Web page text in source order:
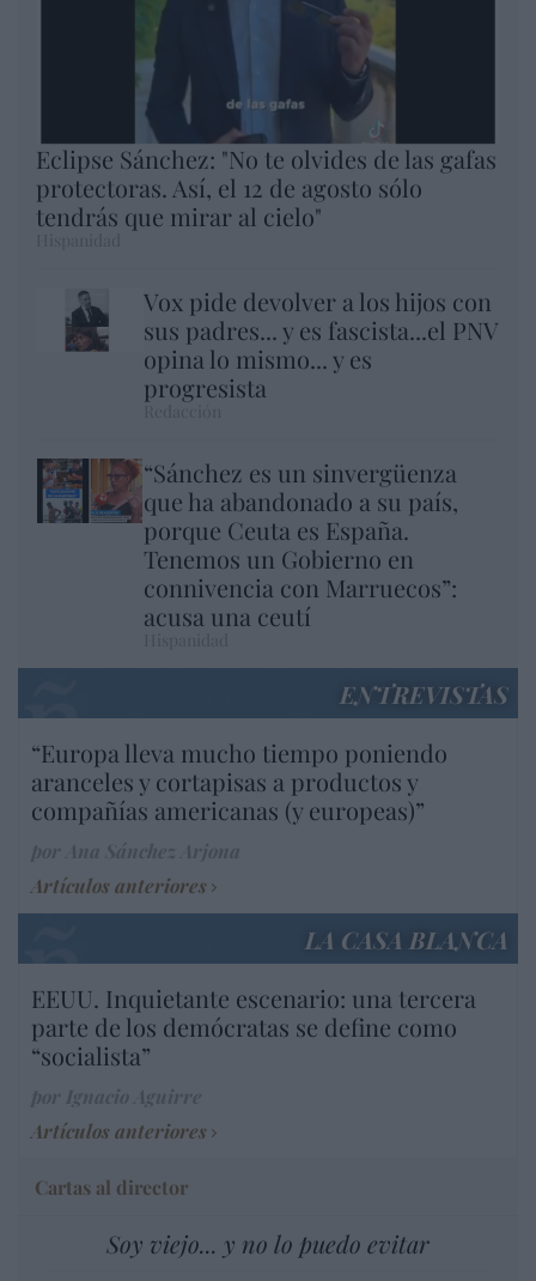
Eclipse Sánchez: "No te olvides de las gafas
protectoras. Así, el 12 de agosto sólo
tendrás que mirar al cielo"
Vox pide devolver a los hijos con
sus padres... y es fascista...el PNV
opina lo mismo... y es
progresista
“Sánchez es un sinvergüenza
que ha abandonado a su país,
porque Ceuta es España.
Tenemos un Gobierno en
connivencia con Marruecos”:
acusa una ceutí
ENTREVISTAS
“Europa lleva mucho tiempo poniendo
aranceles y cortapisas a productos y
compañías americanas (y europeas)”
Artículos anteriores
LA CASA BLANCA
EEUU. Inquietante escenario: una tercera
parte de los demócratas se define como
“socialista”
Artículos anteriores
Cartas al director
Soy viejo... y no lo puedo evitar